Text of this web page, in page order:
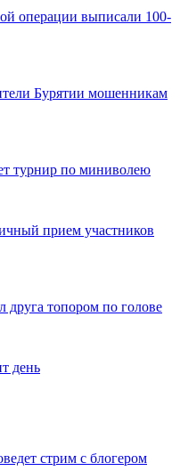
операции выписали 100-
Бурятии мошенникам
турнир по миниволею
прием участников
друга топором по голове
день
стрим с блогером